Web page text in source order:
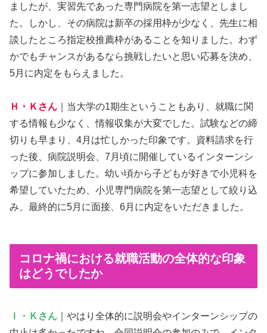
ましたが、実習先であった専門病院を第一志望としまし
た。しかし、その病院は新卒の採用枠が少なく、先生に相
談したところ指定校推薦枠があることを知りました。わず
かでもチャンスがあるなら挑戦したいと思い応募を決め、
5月に内定をもらえました。
Ｈ・Ｋさん ｜当大学の1期生ということもあり、就職に関
する情報も少なく、情報収集が大変でした。試験などの締
切りも早まり、4月は忙しかった印象です。資料請求を行
った後、病院説明会、7月頃に開催しているインターンシ
ップに参加しました。幼い頃から子どもが好きで小児科を
希望していたため、小児専門病院を第一志望として絞り込
み、最終的に5月に面接、6月に内定をいただきました。
コロナ禍における就職活動の全体的な印象
はどうでしたか
Ｉ・Ｋさん ｜やはり全体的に説明会やインターンシップの